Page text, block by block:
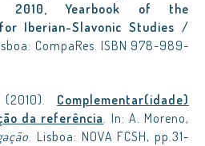
2010, Yearbook of the
Iberian-Slavonic Studies /
CompaRes. ISBN 978-989-
Complementar(idade)
da referência. In: A. Moreno,
. Lisboa: NOVA FCSH, pp.31-